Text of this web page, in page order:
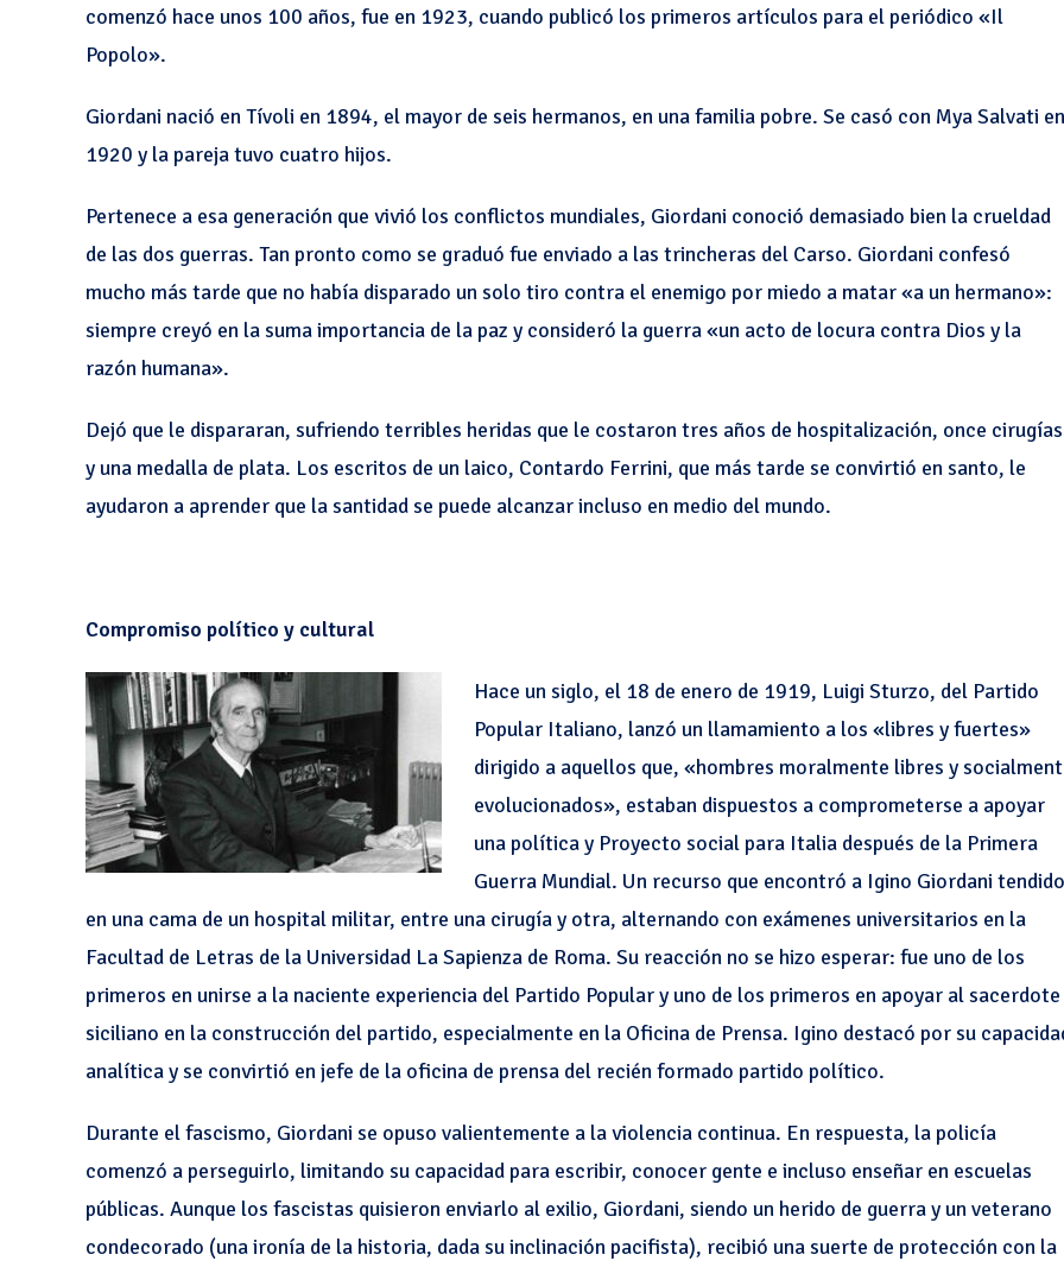
comenzó hace unos 100 años, fue en 1923, cuando publicó los primeros artículos para el periódico «Il
Popolo».
Giordani nació en Tívoli en 1894, el mayor de seis hermanos, en una familia pobre. Se casó con Mya Salvati en
1920 y la pareja tuvo cuatro hijos.
Pertenece a esa generación que vivió los conflictos mundiales, Giordani conoció demasiado bien la crueldad
de las dos guerras. Tan pronto como se graduó fue enviado a las trincheras del Carso. Giordani confesó
mucho más tarde que no había disparado un solo tiro contra el enemigo por miedo a matar «a un hermano»:
siempre creyó en la suma importancia de la paz y consideró la guerra «un acto de locura contra Dios y la
razón humana».
Dejó que le dispararan, sufriendo terribles heridas que le costaron tres años de hospitalización, once cirugías
y una medalla de plata. Los escritos de un laico, Contardo Ferrini, que más tarde se convirtió en santo, le
ayudaron a aprender que la santidad se puede alcanzar incluso en medio del mundo.
Compromiso político y cultural
Hace un siglo, el 18 de enero de 1919, Luigi Sturzo, del Partido
Popular Italiano, lanzó un llamamiento a los «libres y fuertes»
dirigido a aquellos que, «hombres moralmente libres y
evolucionados», estaban dispuestos a comprometerse a apoyar
una política y Proyecto social para Italia después de la Primera
Guerra Mundial. Un recurso que encontró a Igino Giordani tendido
en una cama de un hospital militar, entre una cirugía y otra, alternando con exámenes universitarios en la
Facultad de Letras de la Universidad La Sapienza de Roma. Su reacción no se hizo esperar: fue uno de los
primeros en unirse a la naciente experiencia del Partido Popular y uno de los primeros en apoyar al sacerdote
siciliano en la construcción del partido, especialmente en la Oficina de Prensa. Igino destacó por su
analítica y se convirtió en jefe de la oficina de prensa del recién formado partido político.
Durante el fascismo, Giordani se opuso valientemente a la violencia continua. En respuesta, la policía
comenzó a perseguirlo, limitando su capacidad para escribir, conocer gente e incluso enseñar en escuelas
públicas. Aunque los fascistas quisieron enviarlo al exilio, Giordani, siendo un herido de guerra y un veterano
condecorado (una ironía de la historia, dada su inclinación pacifista), recibió una suerte de protección con la